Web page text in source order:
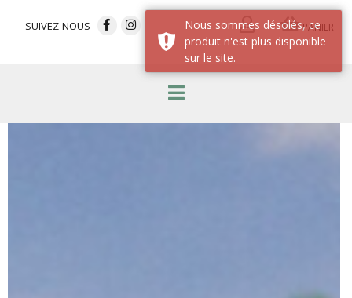
SUIVEZ-NOUS PANIER
Nous sommes désolés, ce
produit n'est plus disponible
sur le site.